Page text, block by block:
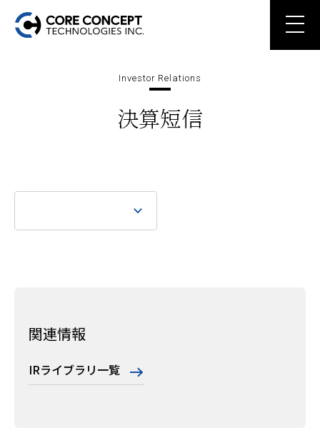
Investor Relations
決算短信
関連情報
IRライブラリ一覧